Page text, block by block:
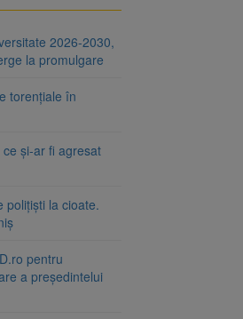
2026-2030,
la promulgare
torențiale în
și-ar fi agresat
polițiști la cioate.
pentru
a președintelui